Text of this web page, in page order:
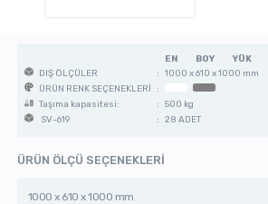
EN BOY
YÜK
DIŞ ÖLÇÜLER
: 1000 x 610 x 1000 mm
ÜRÜN RENK SEÇENEKLERİ :
Taşıma kapasitesi:
: 500 kg
SV-619
: 28 ADET
ÜRÜN ÖLÇÜ SEÇENEKLERİ
1000 x 610 x 1000 mm